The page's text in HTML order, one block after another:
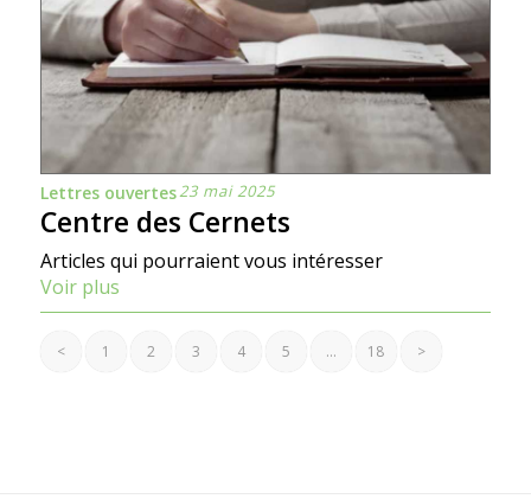
Lettres ouvertes23 mai 2025
Centre des Cernets
Articles qui pourraient vous intéresser
Voir plus
< 1 2 3 4 5 … 18 >